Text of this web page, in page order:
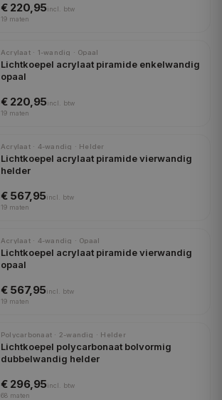
€ 220,95incl.
btw
19 maten
Acrylaat · 1-wandig · Opaal
Lichtkoepel acrylaat piramide enkelwandig
opaal
€ 220,95incl.
btw
19 maten
Acrylaat · 4-wandig · Helder
Lichtkoepel acrylaat piramide vierwandig
helder
€ 567,95incl.
btw
19 maten
Acrylaat · 4-wandig · Opaal
Lichtkoepel acrylaat piramide vierwandig
opaal
€ 567,95incl.
btw
19 maten
Polycarbonaat · 2-wandig · Helder
Lichtkoepel polycarbonaat bolvormig
dubbelwandig helder
€ 296,95incl.
btw
68 maten